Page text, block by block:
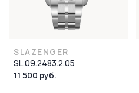
SLAZENGER
SL.09.2483.2.05
11 500 руб.